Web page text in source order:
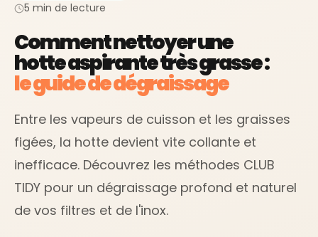
5 min de lecture
Comment nettoyer une
hotte aspirante très grasse :
le guide de dégraissage
Entre les vapeurs de cuisson et les graisses
figées, la hotte devient vite collante et
inefficace. Découvrez les méthodes CLUB
TIDY pour un dégraissage profond et naturel
de vos filtres et de l'inox.